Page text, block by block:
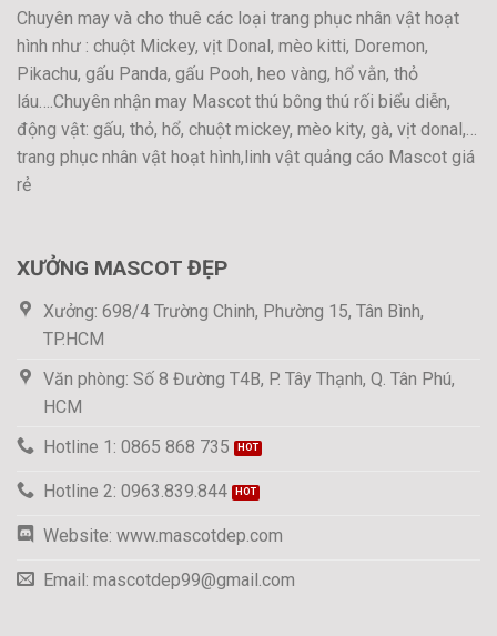
Chuyên may và cho thuê các loại trang phục nhân vật hoạt
hình như : chuột Mickey, vịt Donal, mèo kitti, Doremon,
Pikachu, gấu Panda, gấu Pooh, heo vàng, hổ vằn, thỏ
láu….Chuyên nhận may Mascot thú bông thú rối biểu diễn,
động vật: gấu, thỏ, hổ, chuột mickey, mèo kity, gà, vịt donal,…
trang phục nhân vật hoạt hình,linh vật quảng cáo Mascot giá
rẻ
XƯỞNG MASCOT ĐẸP
Xưởng: 698/4 Trường Chinh, Phường 15, Tân Bình,
TP.HCM
Văn phòng: Số 8 Đường T4B, P. Tây Thạnh, Q. Tân Phú,
HCM
Hotline 1: 0865 868 735
Hotline 2: 0963.839.844
Website: www.mascotdep.com
Email: mascotdep99@gmail.com